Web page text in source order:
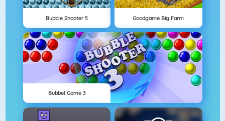
Bubble Shooter 5 Goodgame Big Farm
Bubbel Game 3